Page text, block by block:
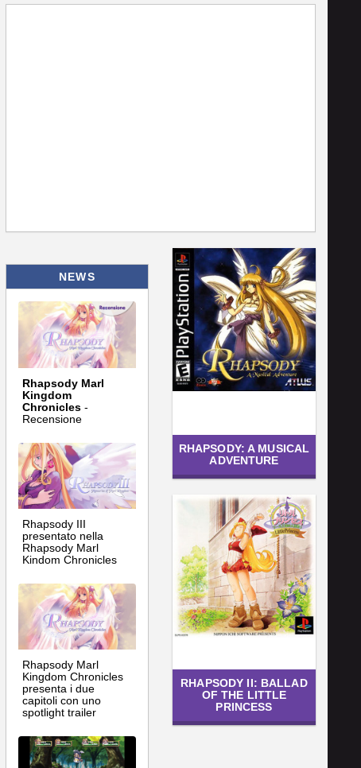
NEWS
Rhapsody Marl
Kingdom
Chronicles -
Recensione
Rhapsody III
presentato nella
Rhapsody Marl
Kindom Chronicles
Rhapsody Marl
Kingdom Chronicles
presenta i due
capitoli con uno
spotlight trailer
RHAPSODY: A MUSICAL
ADVENTURE
RHAPSODY II: BALLAD
OF THE LITTLE
PRINCESS